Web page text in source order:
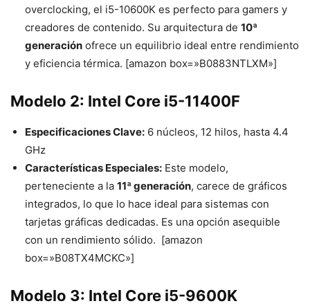
overclocking, el i5-10600K es perfecto para gamers y
creadores de contenido. Su arquitectura de 10ª
generación ofrece un equilibrio ideal entre rendimiento
y eficiencia térmica. [amazon box=»B0883NTLXM»]
Modelo 2: Intel Core i5-11400F
Especificaciones Clave: 6 núcleos, 12 hilos, hasta 4.4
GHz
Características Especiales: Este modelo,
perteneciente a la 11ª generación, carece de gráficos
integrados, lo que lo hace ideal para sistemas con
tarjetas gráficas dedicadas. Es una opción asequible
con un rendimiento sólido. [amazon
box=»B08TX4MCKC»]
Modelo 3: Intel Core i5-9600K